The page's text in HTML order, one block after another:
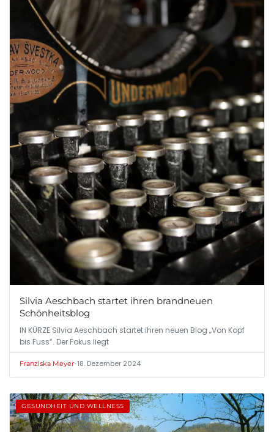
Silvia Aeschbach startet ihren brandneuen
Schönheitsblog
IN KÜRZE Silvia Aeschbach startet ihren neuen Blog „Von Kopf
bis Fuss“. Der Fokus liegt
Franziska Meyer•18. Dezember 2024
GESUNDHEIT UND WELLNESS